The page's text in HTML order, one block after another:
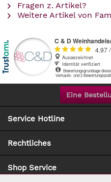
Fragen z. Artikel?
Weitere Artikel von
Eine
Service Hotline
Rechtliches
Shop Service